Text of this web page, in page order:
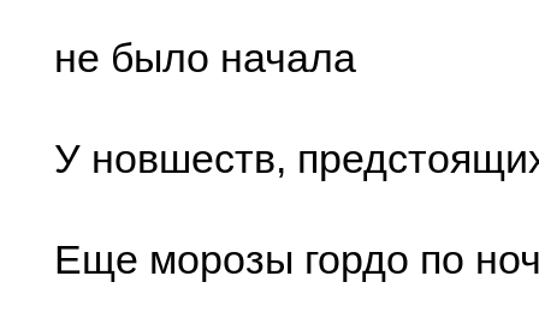
не было начала
У новшеств,
Еще морозы гордо по